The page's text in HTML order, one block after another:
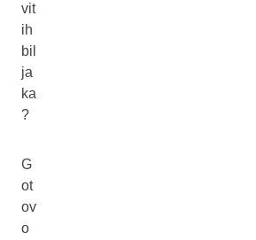
vit
ih
bil
ja
ka
?
G
ot
ov
o